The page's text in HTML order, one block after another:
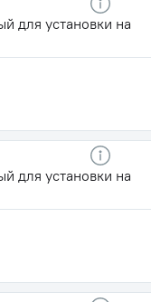
для установки на
для установки на